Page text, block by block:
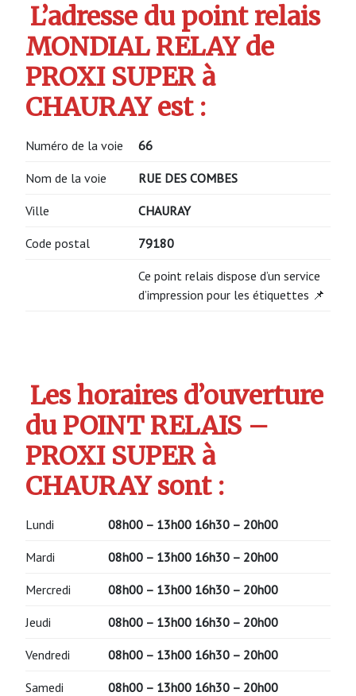
L’adresse du point relais
MONDIAL RELAY de
PROXI SUPER à
CHAURAY est :
Numéro de la voie 66
Nom de la voie RUE DES COMBES
Ville CHAURAY
Code postal 79180
Ce point relais dispose d’un service
d’impression pour les étiquettes 📌
Les horaires d’ouverture
du POINT RELAIS –
PROXI SUPER à
CHAURAY sont :
Lundi 08h00 – 13h00 16h30 – 20h00
Mardi 08h00 – 13h00 16h30 – 20h00
Mercredi 08h00 – 13h00 16h30 – 20h00
Jeudi 08h00 – 13h00 16h30 – 20h00
Vendredi 08h00 – 13h00 16h30 – 20h00
Samedi 08h00 – 13h00 16h30 – 20h00